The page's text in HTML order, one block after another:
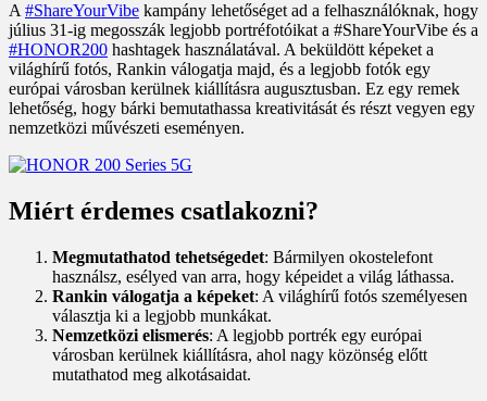
A#ShareYourVibe kampány lehetőséget ad a felhasználóknak, hogy
július 31-ig megosszák legjobb portréfotóikat a #ShareYourVibe és a
#HONOR200 hashtagek használatával. A beküldött képeket a
világhírű fotós, Rankin válogatja majd, és a legjobb fotók egy
európai városban kerülnek kiállításra augusztusban. Ez egy remek
lehetőség, hogy bárki bemutathassa kreativitását és részt vegyen egy
nemzetközi művészeti eseményen.
Miért érdemes csatlakozni?
Megmutathatod tehetségedet: Bármilyen okostelefont
használsz, esélyed van arra, hogy képeidet a világ láthassa.
Rankin válogatja a képeket: A világhírű fotós személyesen
választja ki a legjobb munkákat.
Nemzetközi elismerés: A legjobb portrék egy európai
városban kerülnek kiállításra, ahol nagy közönség előtt
mutathatod meg alkotásaidat.